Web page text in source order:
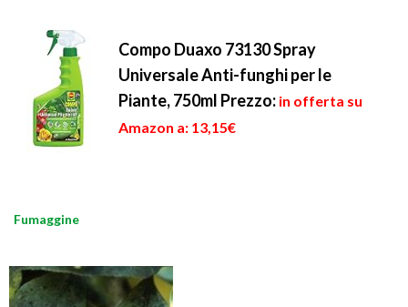
Compo Duaxo 73130 Spray
Universale Anti-funghi per le
Piante, 750ml Prezzo: in offerta su
Amazon a: 13,15€
Fumaggine